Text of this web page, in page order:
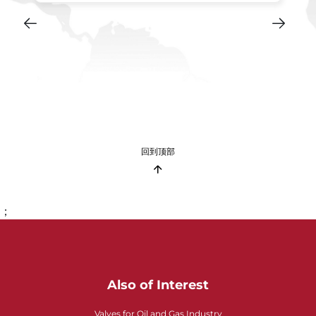
回到顶部
；
Also of Interest
Valves for Oil and Gas Industry